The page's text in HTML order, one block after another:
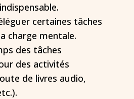
certaines tâches
charge mentale.
des tâches
des activités
de livres audio,